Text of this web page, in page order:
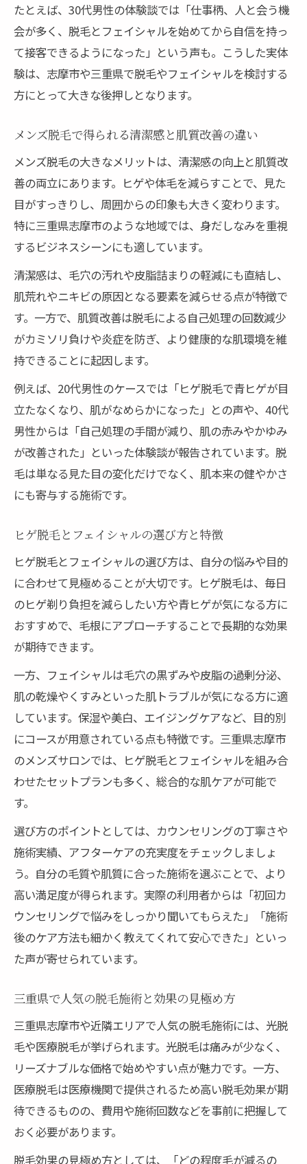
たとえば、30代男性の体験談では「仕事柄、人と会う機
会が多く、脱毛とフェイシャルを始めてから自信を持っ
て接客できるようになった」という声も。こうした実体
験は、志摩市や三重県で脱毛やフェイシャルを検討する
方にとって大きな後押しとなります。
メンズ脱毛で得られる清潔感と肌質改善の違い
メンズ脱毛の大きなメリットは、清潔感の向上と肌質改
善の両立にあります。ヒゲや体毛を減らすことで、見た
目がすっきりし、周囲からの印象も大きく変わります。
特に三重県志摩市のような地域では、身だしなみを重視
するビジネスシーンにも適しています。
清潔感は、毛穴の汚れや皮脂詰まりの軽減にも直結し、
肌荒れやニキビの原因となる要素を減らせる点が特徴で
す。一方で、肌質改善は脱毛による自己処理の回数減少
がカミソリ負けや炎症を防ぎ、より健康的な肌環境を維
持できることに起因します。
例えば、20代男性のケースでは「ヒゲ脱毛で青ヒゲが目
立たなくなり、肌がなめらかになった」との声や、40代
男性からは「自己処理の手間が減り、肌の赤みやかゆみ
が改善された」といった体験談が報告されています。脱
毛は単なる見た目の変化だけでなく、肌本来の健やかさ
にも寄与する施術です。
ヒゲ脱毛とフェイシャルの選び方と特徴
ヒゲ脱毛とフェイシャルの選び方は、自分の悩みや目的
に合わせて見極めることが大切です。ヒゲ脱毛は、毎日
のヒゲ剃り負担を減らしたい方や青ヒゲが気になる方に
おすすめで、毛根にアプローチすることで長期的な効果
が期待できます。
一方、フェイシャルは毛穴の黒ずみや皮脂の過剰分泌、
肌の乾燥やくすみといった肌トラブルが気になる方に適
しています。保湿や美白、エイジングケアなど、目的別
にコースが用意されている点も特徴です。三重県志摩市
のメンズサロンでは、ヒゲ脱毛とフェイシャルを組み合
わせたセットプランも多く、総合的な肌ケアが可能で
す。
選び方のポイントとしては、カウンセリングの丁寧さや
施術実績、アフターケアの充実度をチェックしましょ
う。自分の毛質や肌質に合った施術を選ぶことで、より
高い満足度が得られます。実際の利用者からは「初回カ
ウンセリングで悩みをしっかり聞いてもらえた」「施術
後のケア方法も細かく教えてくれて安心できた」といっ
た声が寄せられています。
三重県で人気の脱毛施術と効果の見極め方
三重県志摩市や近隣エリアで人気の脱毛施術には、光脱
毛や医療脱毛が挙げられます。光脱毛は痛みが少なく、
リーズナブルな価格で始めやすい点が魅力です。一方、
医療脱毛は医療機関で提供されるため高い脱毛効果が期
待できるものの、費用や施術回数などを事前に把握して
おく必要があります。
脱毛効果の見極め方としては、「どの程度毛が減るの